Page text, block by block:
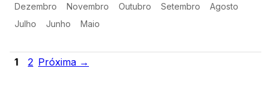
Dezembro Novembro Outubro Setembro
Agosto
Julho
Junho Maio
1 2 Próxima →